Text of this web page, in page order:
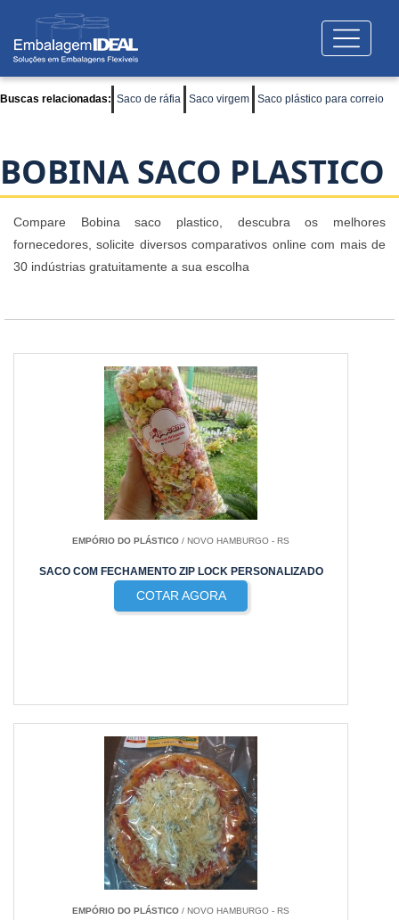
Buscas relacionadas: Saco de ráfia Saco virgem Saco plástico para correio
BOBINA SACO PLASTICO
Compare Bobina saco plastico, descubra os melhores
fornecedores, solicite diversos comparativos online com mais de
30 indústrias gratuitamente a sua escolha
EMPÓRIO DO PLÁSTICO / NOVO HAMBURGO - RS
SACO COM FECHAMENTO ZIP LOCK PERSONALIZADO
COTAR AGORA
EMPÓRIO DO PLÁSTICO / NOVO HAMBURGO - RS